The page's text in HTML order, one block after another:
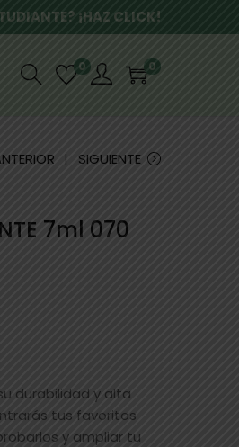
¡HAZ CLICK!
0 0
SIGUIENTE
7ml 070
durabilidad y alta
tus favoritos
y ampliar tu